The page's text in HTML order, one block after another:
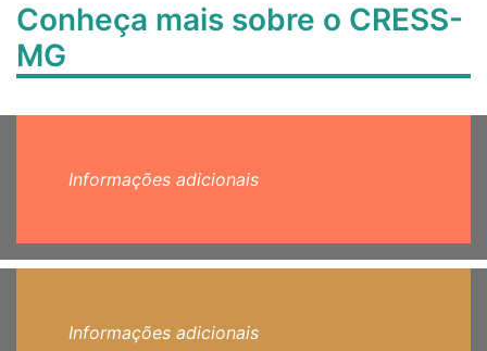
Conheça mais sobre o CRESS-
MG
Informações adicionais
Informações adicionais